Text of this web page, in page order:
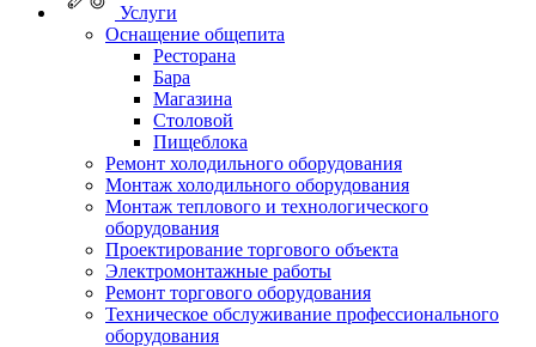
Услуги
Оснащение общепита
Ресторана
Бара
Магазина
Столовой
Пищеблока
Ремонт холодильного оборудования
Монтаж холодильного оборудования
Монтаж теплового и технологического
оборудования
Проектирование торгового объекта
Электромонтажные работы
Ремонт торгового оборудования
Техническое обслуживание профессионального
оборудования